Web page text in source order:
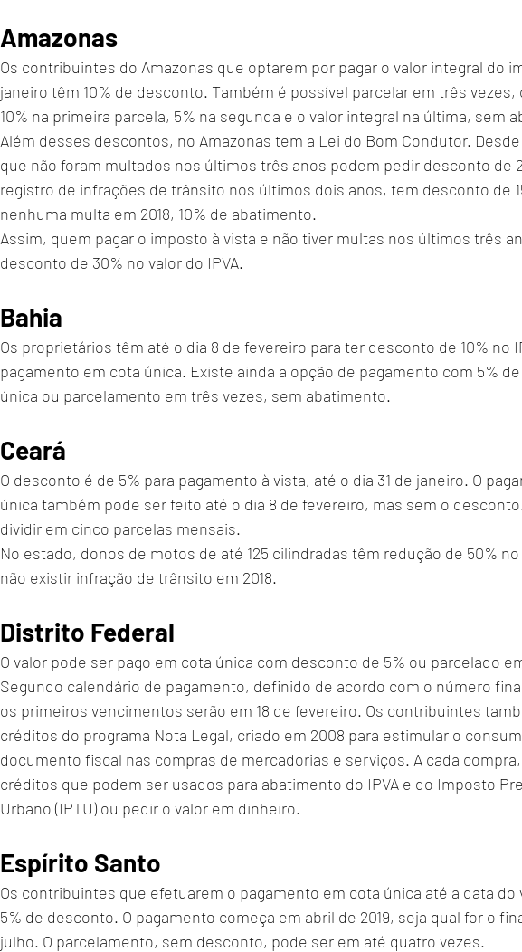
Amazonas
Os contribuintes do Amazonas que optarem por pagar o valor integral do
janeiro têm 10% de desconto. Também é possível parcelar em três
10% na primeira parcela, 5% na segunda e o valor integral na última, sem
Além desses descontos, no Amazonas tem a Lei do Bom Condutor.
que não foram multados nos últimos três anos podem pedir desconto de
registro de infrações de trânsito nos últimos dois anos, tem desconto de
nenhuma multa em 2018, 10% de abatimento.
Assim, quem pagar o imposto à vista e não tiver multas nos últimos três
desconto de 30% no valor do IPVA.
Bahia
Os proprietários têm até o dia 8 de fevereiro para ter desconto de 10% no
pagamento em cota única. Existe ainda a opção de pagamento com 5%
única ou parcelamento em três vezes, sem abatimento.
Ceará
O desconto é de 5% para pagamento à vista, até o dia 31 de janeiro. O
única também pode ser feito até o dia 8 de fevereiro, mas sem o
dividir em cinco parcelas mensais.
No estado, donos de motos de até 125 cilindradas têm redução de 50%
não existir infração de trânsito em 2018.
Distrito Federal
O valor pode ser pago em cota única com desconto de 5% ou parcelado
Segundo calendário de pagamento, definido de acordo com o número
os primeiros vencimentos serão em 18 de fevereiro. Os contribuintes
créditos do programa Nota Legal, criado em 2008 para estimular o
documento fiscal nas compras de mercadorias e serviços. A cada
créditos que podem ser usados para abatimento do IPVA e do Imposto
Urbano (IPTU) ou pedir o valor em dinheiro.
Espírito Santo
Os contribuintes que efetuarem o pagamento em cota única até a data
5% de desconto. O pagamento começa em abril de 2019, seja qual for o
julho. O parcelamento, sem desconto, pode ser em até quatro vezes.